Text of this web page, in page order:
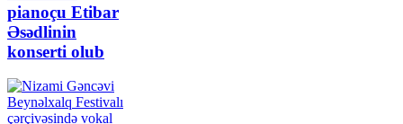
pianoçu Etibar
Əsədlinin
konserti olub